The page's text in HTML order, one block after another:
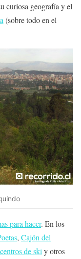
curiosa geografía y el
(sobre todo en el
para hacer. En los
, Cajón del
centros de ski y otros